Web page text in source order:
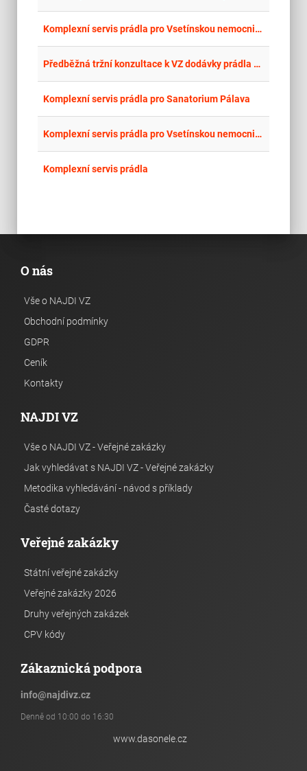
Komplexní servis prádla pro Vsetínskou nemocnici a.s. 2025 a násl.
Předběžná tržní konzultace k VZ dodávky prádla pro ONN a.s.
Komplexní servis prádla pro Sanatorium Pálava
Komplexní servis prádla pro Vsetínskou nemocnici a.s. 2026 a násl.
Komplexní servis prádla
O nás
Vše o NAJDI VZ
Obchodní podmínky
GDPR
Ceník
Kontakty
NAJDI VZ
Vše o NAJDI VZ - Veřejné zakázky
Jak vyhledávat s NAJDI VZ - Veřejné zakázky
Metodika vyhledávání - návod s příklady
Časté dotazy
Veřejné zakázky
Státní veřejné zakázky
Veřejné zakázky 2026
Druhy veřejných zakázek
CPV kódy
Zákaznická podpora
info@najdivz.cz
Denně od 10:00 do 16:30
www.dasonele.cz